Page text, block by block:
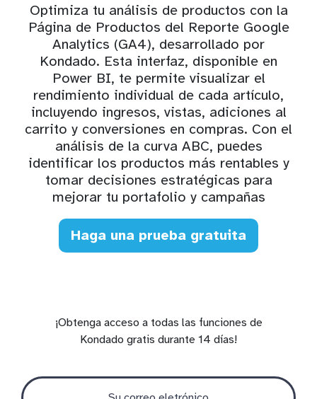
Optimiza tu análisis de productos con la
Página de Productos del Reporte Google
Analytics (GA4), desarrollado por
Kondado. Esta interfaz, disponible en
Power BI, te permite visualizar el
rendimiento individual de cada artículo,
incluyendo ingresos, vistas, adiciones al
carrito y conversiones en compras. Con el
análisis de la curva ABC, puedes
identificar los productos más rentables y
tomar decisiones estratégicas para
mejorar tu portafolio y campañas
Haga una prueba gratuita
¡Obtenga acceso a todas las funciones de
Kondado gratis durante 14 días!